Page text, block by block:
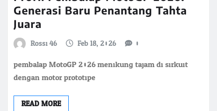
Generasi Baru Penantang Tahta
Juara
Rossi 46 Feb 18, 2026 0
pembalap MotoGP 2026 menikung tajam di sirkuit
dengan motor prototipe
READ MORE